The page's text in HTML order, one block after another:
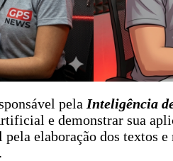
pela Inteligência
e demonstrar sua
elaboração dos textos